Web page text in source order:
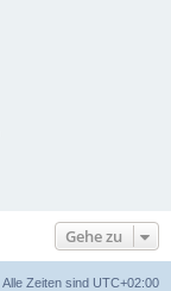
Gehe zu
Alle Zeiten sind UTC+02:00